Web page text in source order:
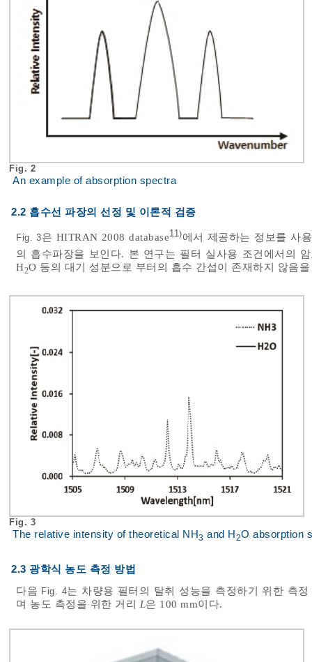
Fig. 2
An example of absorption spectra
2.2 흡수선 파장의 선정 및 이론적 검증
Fig. 3은 HITRAN 2008 database11)에서 제공하는 정보를 사
의 흡수파장을 보인다. 본 연구는 필터 실사용 조건에서의
H2O 등의 대기 성분으로 부터의 흡수 간섭이 존재하지 않음
Fig. 3
The relative intensity of theoretical NH3 and H 2O absorption
2.3 광학식 농도 측정 방법
다음 Fig. 4는 차량용 필터의 탈취 성능을 측정하기 위한 측
며 농도 측정을 위한 거리 L은 100 mm이다.